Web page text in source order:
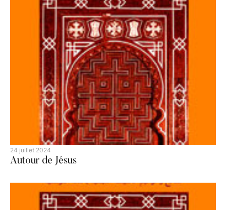
24 juillet 2024
Autour de Jésus